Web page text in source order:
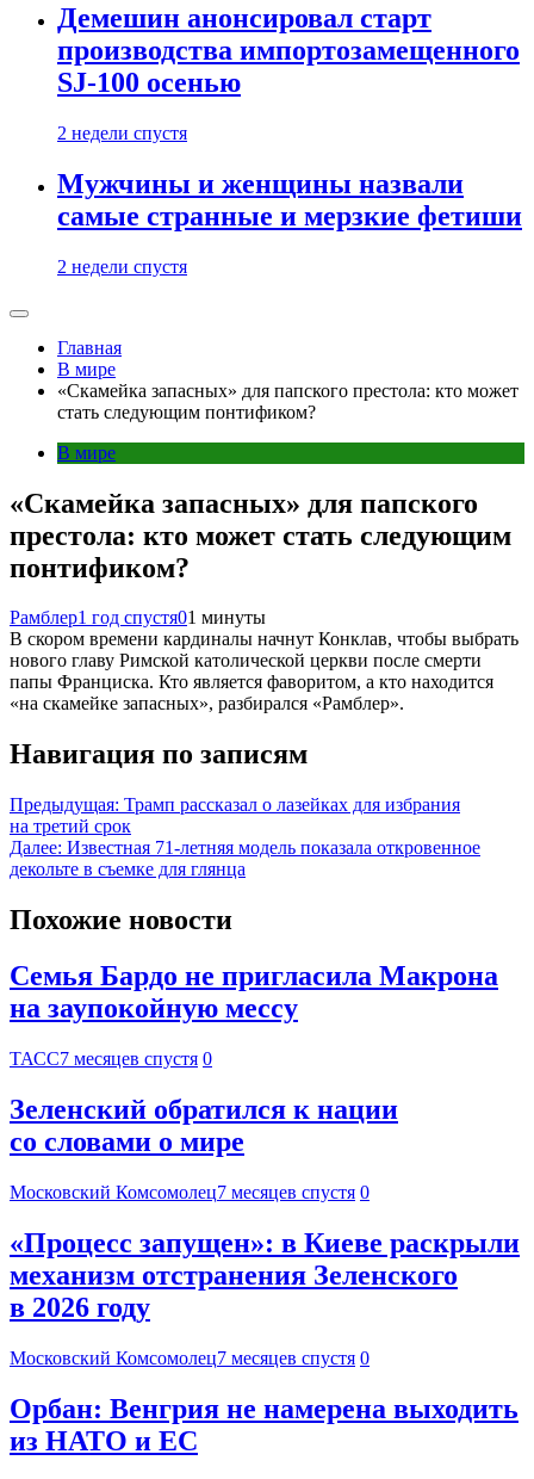
Демешин анонсировал старт
производства импортозамещенного
SJ-100 осенью
2 недели спустя
Мужчины и женщины назвали
самые странные и мерзкие фетиши
2 недели спустя
Главная
В мире
«Скамейка запасных» для папского престола: кто может
стать следующим понтификом?
В мире
«Скамейка запасных» для папского
престола: кто может стать следующим
понтификом?
Рамблер1 год спустя01 минуты
В скором времени кардиналы начнут Конклав, чтобы выбрать
нового главу Римской католической церкви после смерти
папы Франциска. Кто является фаворитом, а кто находится
«на скамейке запасных», разбирался «Рамблер».
Навигация по записям
Предыдущая: Трамп рассказал о лазейках для избрания
на третий срок
Далее: Известная 71-летняя модель показала откровенное
декольте в съемке для глянца
Похожие новости
Семья Бардо не пригласила Макрона
на заупокойную мессу
ТАСС7 месяцев спустя 0
Зеленский обратился к нации
со словами о мире
Московский Комсомолец7 месяцев спустя 0
«Процесс запущен»: в Киеве раскрыли
механизм отстранения Зеленского
в 2026 году
Московский Комсомолец7 месяцев спустя 0
Орбан: Венгрия не намерена выходить
из НАТО и ЕС